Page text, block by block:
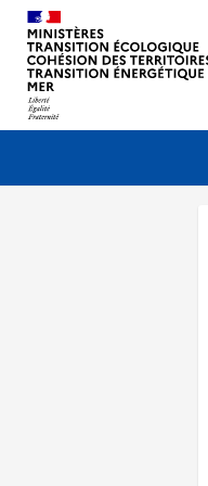
Navigation
Menu principal